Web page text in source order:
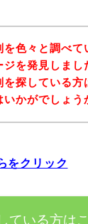
色々と調べて
を発見しまし
探している方
かがでしょう
をクリック
ている方は